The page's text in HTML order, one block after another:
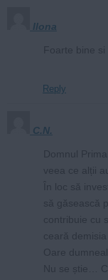
Ilona
Reply
C.N.